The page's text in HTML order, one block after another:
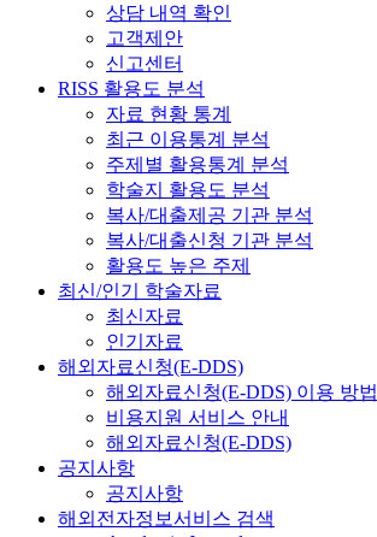
상담 내역 확인
고객제안
신고센터
RISS 활용도 분석
자료 현황 통계
최근 이용통계 분석
주제별 활용통계 분석
학술지 활용도 분석
복사/대출제공 기관 분석
복사/대출신청 기관 분석
활용도 높은 주제
최신/인기 학술자료
최신자료
인기자료
해외자료신청(E-DDS)
해외자료신청(E-DDS) 이용 방법
비용지원 서비스 안내
해외자료신청(E-DDS)
공지사항
공지사항
해외전자정보서비스 검색